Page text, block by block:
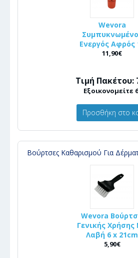
Wevora
Ενεργός Αφρός
11,90€
Τιμή Πακέτου:
Εξοικονομείτε
Προσθήκη στο
Βούρτσες Καθαρισμού Για
Wevora
Γενικής Χρήσης
Λαβή 6 x 21cm
5,90€